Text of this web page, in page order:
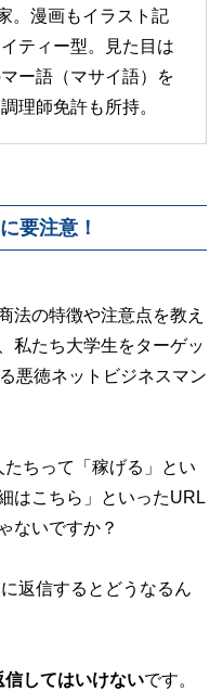
。漫画もイラスト記
ティー型。見た目は
ー語（マサイ語）を
理師免許も所持。
要注意！
法の特徴や注意点を教え
私たち大学生をターゲッ
悪徳ネットビジネスマン
たちって「稼げる」とい
はこちら」といったURL
ないですか？
返信するとどうなるん
信してはいけないです。